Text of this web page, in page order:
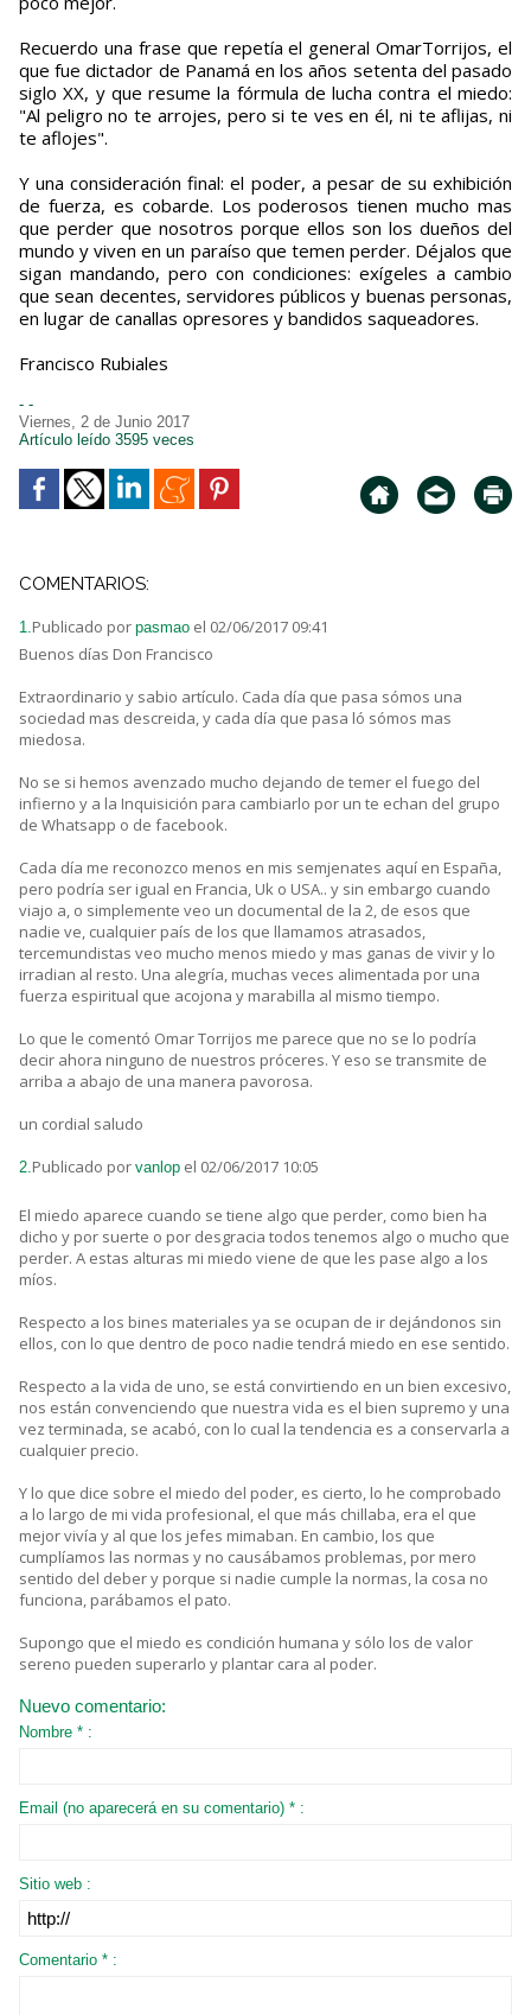
Recuerdo una frase que repetía el general OmarTorrijos, el
que fue dictador de Panamá en los años setenta del pasado
siglo XX, y que resume la fórmula de lucha contra el miedo:
"Al peligro no te arrojes, pero si te ves en él, ni te aflijas, ni
te aflojes".
Y una consideración final: el poder, a pesar de su exhibición
de fuerza, es cobarde. Los poderosos tienen mucho mas
que perder que nosotros porque ellos son los dueños del
mundo y viven en un paraíso que temen perder. Déjalos que
sigan mandando, pero con condiciones: exígeles a cambio
que sean decentes, servidores públicos y buenas personas,
en lugar de canallas opresores y bandidos saqueadores.
Francisco Rubiales
- -
Viernes, 2 de Junio 2017
Artículo leído 3595 veces
COMENTARIOS:
1.Publicado por pasmao el 02/06/2017 09:41
Buenos días Don Francisco
Extraordinario y sabio artículo. Cada día que pasa sómos una
sociedad mas descreida, y cada día que pasa ló sómos mas
miedosa.
No se si hemos avenzado mucho dejando de temer el fuego del
infierno y a la Inquisición para cambiarlo por un te echan del grupo
de Whatsapp o de facebook.
Cada día me reconozco menos en mis semjenates aquí en España,
pero podría ser igual en Francia, Uk o USA.. y sin embargo cuando
viajo a, o simplemente veo un documental de la 2, de esos que
nadie ve, cualquier país de los que llamamos atrasados,
tercemundistas veo mucho menos miedo y mas ganas de vivir y lo
irradian al resto. Una alegría, muchas veces alimentada por una
fuerza espiritual que acojona y marabilla al mismo tiempo.
Lo que le comentó Omar Torrijos me parece que no se lo podría
decir ahora ninguno de nuestros próceres. Y eso se transmite de
arriba a abajo de una manera pavorosa.
un cordial saludo
2.Publicado por vanlop el 02/06/2017 10:05
El miedo aparece cuando se tiene algo que perder, como bien ha
dicho y por suerte o por desgracia todos tenemos algo o mucho que
perder. A estas alturas mi miedo viene de que les pase algo a los
míos.
Respecto a los bines materiales ya se ocupan de ir dejándonos sin
ellos, con lo que dentro de poco nadie tendrá miedo en ese sentido.
Respecto a la vida de uno, se está convirtiendo en un bien excesivo,
nos están convenciendo que nuestra vida es el bien supremo y una
vez terminada, se acabó, con lo cual la tendencia es a conservarla a
cualquier precio.
Y lo que dice sobre el miedo del poder, es cierto, lo he comprobado
a lo largo de mi vida profesional, el que más chillaba, era el que
mejor vivía y al que los jefes mimaban. En cambio, los que
cumplíamos las normas y no causábamos problemas, por mero
sentido del deber y porque si nadie cumple la normas, la cosa no
funciona, parábamos el pato.
Supongo que el miedo es condición humana y sólo los de valor
sereno pueden superarlo y plantar cara al poder.
Nuevo comentario:
Nombre * :
Email (no aparecerá en su comentario) * :
Sitio web :
Comentario * :